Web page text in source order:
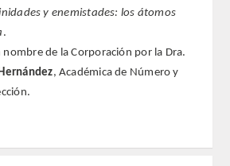
y enemistades: los átomos
.
nombre de la Corporación por la Dra.
, Académica de Número y